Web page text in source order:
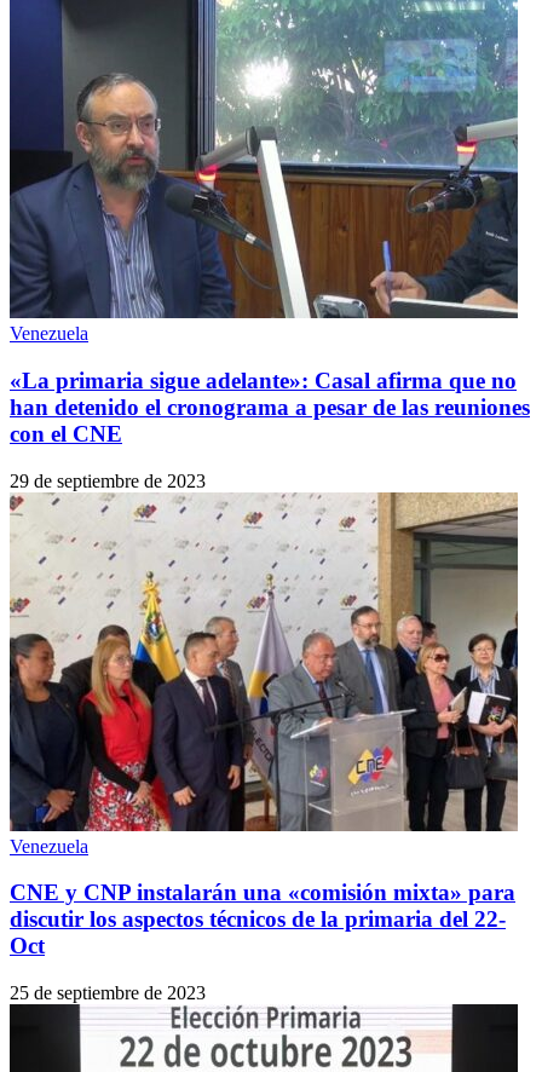
Venezuela
«La primaria sigue adelante»: Casal afirma que no
han detenido el cronograma a pesar de las reuniones
con el CNE
29 de septiembre de 2023
Venezuela
CNE y CNP instalarán una «comisión mixta» para
discutir los aspectos técnicos de la primaria del 22-
Oct
25 de septiembre de 2023